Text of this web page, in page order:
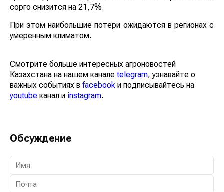
сорго снизится на 21,7%.
При этом наибольшие потери ожидаются в регионах с
умеренным климатом.
Смотрите больше интересных агроновостей
Казахстана на нашем каналеtelegram , узнавайте о
важных событиях вfacebook и подписывайтесь на
youtube канал иinstagram
Обсуждение